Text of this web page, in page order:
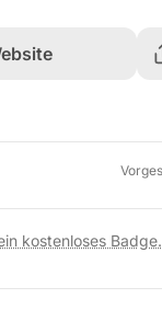
kostenloses Badge.